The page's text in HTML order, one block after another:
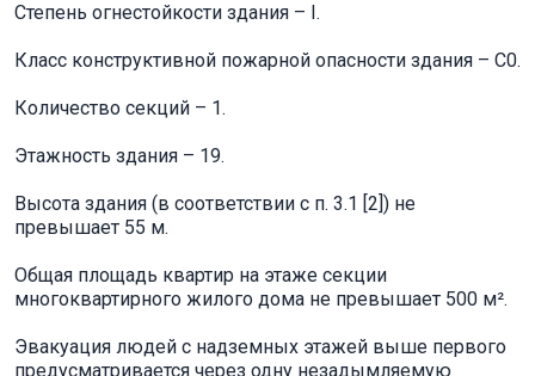
Степень огнестойкости здания – I.
Класс конструктивной пожарной опасности здания – С0.
Количество секций – 1.
Этажность здания – 19.
Высота здания (в соответствии с п. 3.1 [2]) не
превышает 55 м.
Общая площадь квартир на этаже секции
многоквартирного жилого дома не превышает 500 м².
Эвакуация людей с надземных этажей выше первого
предусматривается через одну незадымляемую